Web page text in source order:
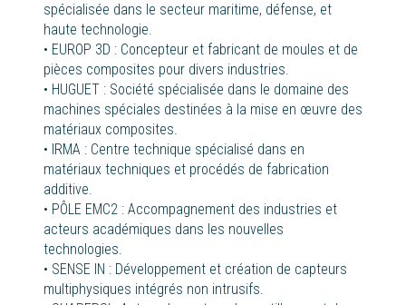
spécialisée dans le secteur maritime, défense, et
haute technologie.
• EUROP 3D : Concepteur et fabricant de moules et de
pièces composites pour divers industries.
• HUGUET : Société spécialisée dans le domaine des
machines spéciales destinées à la mise en œuvre des
matériaux composites.
• IRMA : Centre technique spécialisé dans en
matériaux techniques et procédés de fabrication
additive.
• PÔLE EMC2 : Accompagnement des industries et
acteurs académiques dans les nouvelles
technologies.
• SENSE IN : Développement et création de capteurs
multiphysiques intégrés non intrusifs.